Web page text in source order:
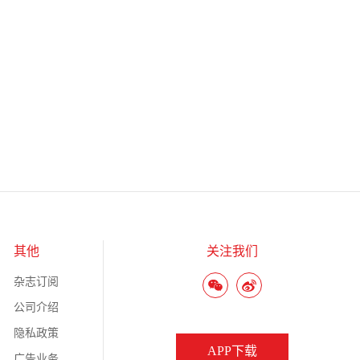
其他
杂志订阅
公司介绍
隐私政策
关注我们
APP下载